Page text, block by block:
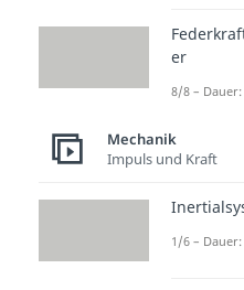
nur der
der
Winkel
für den
er
8/8 – Dauer:
Mechanik
Impuls und Kraft
1/6 – Dauer: